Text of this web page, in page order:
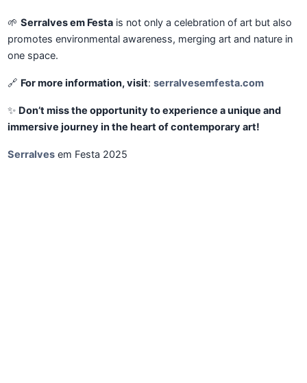
🌱 Serralves em Festa is not only a celebration of art but also
promotes environmental awareness, merging art and nature in
one space.
🔗 For more information, visit: serralvesemfesta.com
✨ Don’t miss the opportunity to experience a unique and
immersive journey in the heart of contemporary art!
Serralves em Festa 2025